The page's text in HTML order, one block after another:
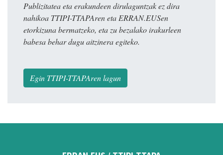
Publizitatea eta erakundeen dirulaguntzak ez dira
nahikoa TTIPI-TTAPAren eta ERRAN.EUSen
etorkizuna bermatzeko, eta zu bezalako irakurleen
babesa behar dugu aitzinera egiteko.
Egin TTIPI-TTAPAren lagun